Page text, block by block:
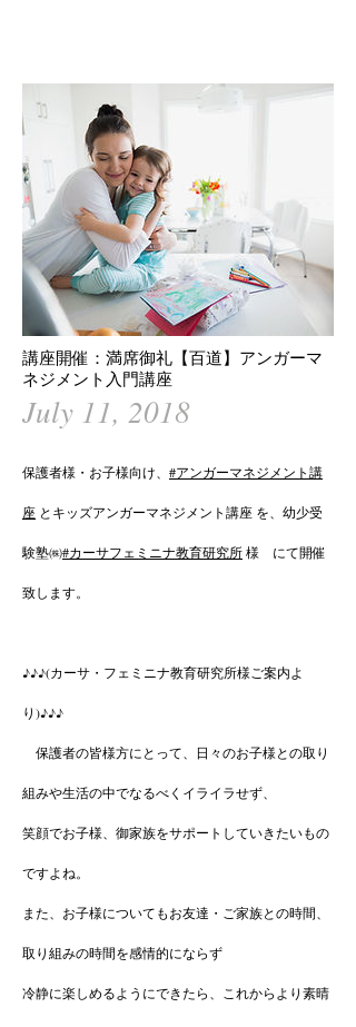
講座開催：満席御礼【百道】アンガーマ
ネジメント入門講座
July 11, 2018
保護者様・お子様向け、 #アンガーマネジメント講
座 とキッズアンガーマネジメント講座 を、幼少受
験塾㈱#カーサフェミニナ教育研究所様 にて開催
致します。
♪♪♪(カーサ・フェミニナ教育研究所様ご案内よ
り)♪♪♪
保護者の皆様方にとって、日々のお子様との取り
組みや生活の中でなるべくイライラせず、
笑顔でお子様、御家族をサポートしていきたいもの
ですよね。
また、お子様についてもお友達・ご家族との時間、
取り組みの時間を感情的にならず
冷静に楽しめるようにできたら、これからより素晴